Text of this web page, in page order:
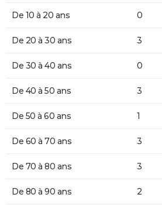
De 10 à 20 ans 0
De 20 à 30 ans 3
De 30 à 40 ans 0
De 40 à 50 ans 3
De 50 à 60 ans 1
De 60 à 70 ans 3
De 70 à 80 ans 3
De 80 à 90 ans 2